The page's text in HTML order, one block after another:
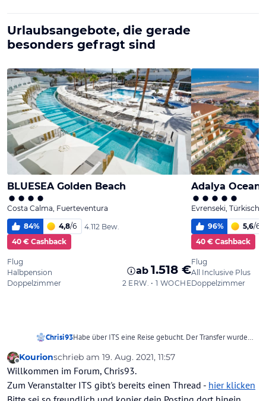
Chrisi93Habe über ITS eine Reise gebucht. Der Transfer wurde
Option ausgewählt habe. Der Reiseveranstalter war
nicht kooperativ und hat mir den Transfer nicht
ermöglicht. Musste 80 Euro für das Taxi zahlen. Auch
bei der Rückreise muss ich den Transfer zum Flughafen
Offline
Kourionschrieb am 19. Aug. 2021, 11:57
zuletzt editiert von Kourion
Willkommen im Forum, Chris93.
Zum Veranstalter ITS gibt's bereits einen Thread - hier klicken